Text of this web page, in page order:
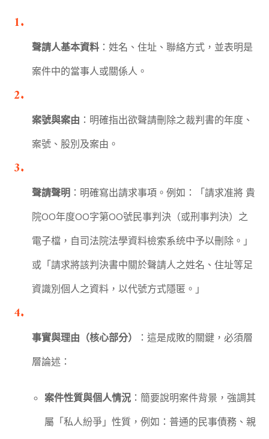
聲請人基本資料：姓名、住址、聯絡方式，並表明是
案件中的當事人或關係人。
案號與案由 ：明確指出欲聲請刪除之裁判書的年度、
案號、股別及案由。
聲請聲明 ：明確寫出請求事項。例如：「請求准將 貴
院OO年度OO字第OO號民事判決（或刑事判決）之
電子檔，自司法院法學資料檢索系统中予以刪除。」
或「請求將該判決書中關於聲請人之姓名、住址等足
資識別個人之資料，以代號方式隱匿。」
事實與理由（核心部分）
：這是成敗的關鍵，必須層
層論述：
案件性質與個人情況：簡要說明案件背景，強調其
屬「私人紛爭」性質，例如：普通的民事債務、親